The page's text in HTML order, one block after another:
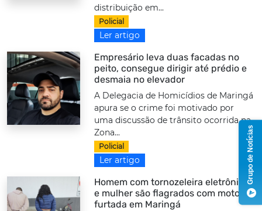
distribuição em...
Policial
Ler artigo
Empresário leva duas facadas no
peito, consegue dirigir até prédio e
desmaia no elevador
A Delegacia de Homicídios de Maringá
apura se o crime foi motivado por
uma discussão de trânsito ocorrida na
Zona...
Policial
Ler artigo
Homem com tornozeleira eletrônica
e mulher são flagrados com moto
furtada em Maringá
Grupo de Notícias